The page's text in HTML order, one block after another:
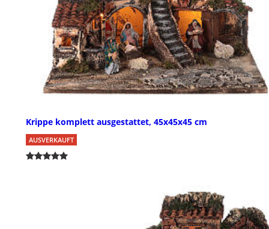
Krippe komplett ausgestattet, 45x45x45 cm
AUSVERKAUFT